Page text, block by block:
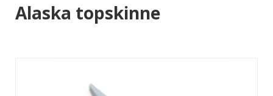
Alaska topskinne